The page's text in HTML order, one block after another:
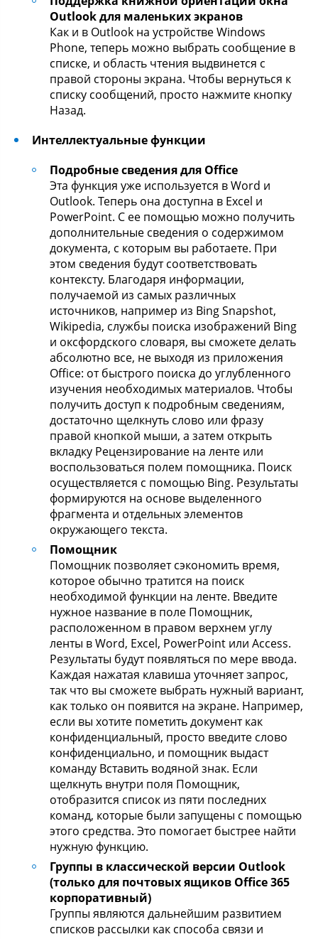
Outlook для маленьких экранов
Как и в Outlook на устройстве Windows
Phone, теперь можно выбрать сообщение в
списке, и область чтения выдвинется с
правой стороны экрана. Чтобы вернуться к
списку сообщений, просто нажмите кнопку
Назад.
Интеллектуальные функции
Подробные сведения для Office
Эта функция уже используется в Word и
Outlook. Теперь она доступна в Excel и
PowerPoint. С ее помощью можно получить
дополнительные сведения о содержимом
документа, с которым вы работаете. При
этом сведения будут соответствовать
контексту. Благодаря информации,
получаемой из самых различных
источников, например из Bing Snapshot,
Wikipedia, службы поиска изображений Bing
и оксфордского словаря, вы сможете делать
абсолютно все, не выходя из приложения
Office: от быстрого поиска до углубленного
изучения необходимых материалов. Чтобы
получить доступ к подробным сведениям,
достаточно щелкнуть слово или фразу
правой кнопкой мыши, а затем открыть
вкладку Рецензирование на ленте или
воспользоваться полем помощника. Поиск
осуществляется с помощью Bing. Результаты
формируются на основе выделенного
фрагмента и отдельных элементов
окружающего текста.
Помощник
Помощник позволяет сэкономить время,
которое обычно тратится на поиск
необходимой функции на ленте. Введите
нужное название в поле Помощник,
расположенном в правом верхнем углу
ленты в Word, Excel, PowerPoint или Access.
Результаты будут появляться по мере ввода.
Каждая нажатая клавиша уточняет запрос,
так что вы сможете выбрать нужный вариант,
как только он появится на экране. Например,
если вы хотите пометить документ как
конфиденциальный, просто введите слово
конфиденциально, и помощник выдаст
команду Вставить водяной знак. Если
щелкнуть внутри поля Помощник,
отобразится список из пяти последних
команд, которые были запущены с помощью
этого средства. Это помогает быстрее найти
нужную функцию.
Группы в классической версии Outlook
(только для почтовых ящиков Office 365
корпоративный)
Группы являются дальнейшим развитием
списков рассылки как способа связи и